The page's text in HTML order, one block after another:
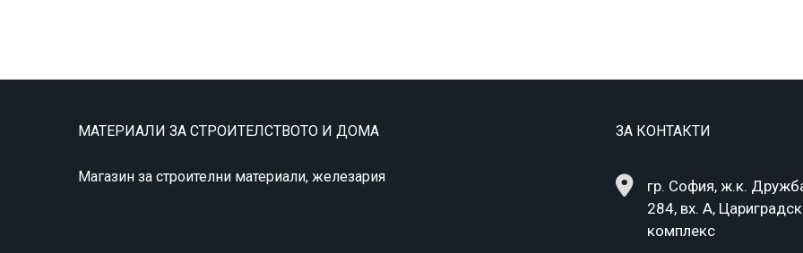
МАТЕРИАЛИ ЗА СТРОИТЕЛСТВОТО И ДОМА
Магазин за строителни материали, железария
ЗА КОНТАКТИ
гр. София, ж.к.
284, вх. А,
комплекс